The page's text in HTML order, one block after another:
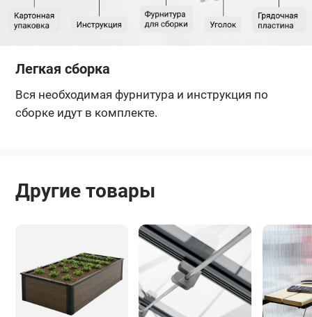
Легкая сборка
Вся необходимая фурнитура и инструкция по
сборке идут в комплекте.
Другие товары